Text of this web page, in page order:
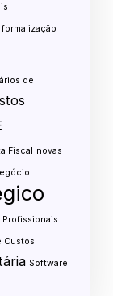
formalização
de
Fiscal novas
Profissionais
Custos
Software